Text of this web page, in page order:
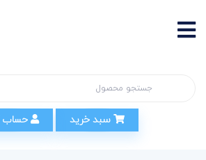
سبد خرید حساب کاربری